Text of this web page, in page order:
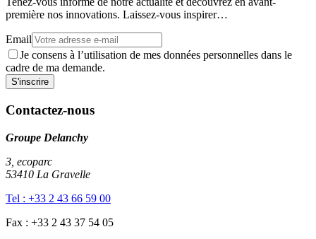
première nos innovations. Laissez-vous inspirer…
Email
Je consens à l’utilisation de mes données personnelles dans le
cadre de ma demande.
Contactez-nous
Groupe Delanchy
3, ecoparc
53410 La Gravelle
Tel : +33 2 43 66 59 00
Fax : +33 2 43 37 54 05